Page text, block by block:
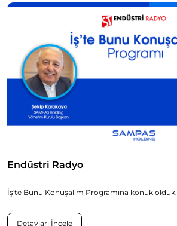
Endüstri Radyo
İş'te Bunu Konuşalım Programına konuk olduk.
Detayları İncele